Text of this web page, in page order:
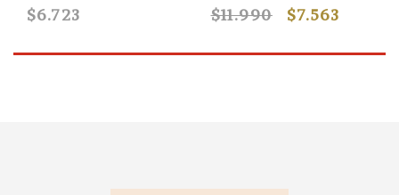
$6.723 $11.990 $7.563